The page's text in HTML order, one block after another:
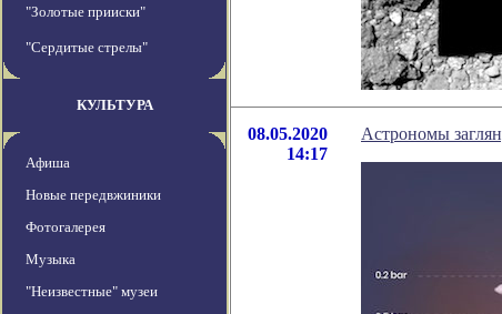
"Золотые прииски"
"Сердитые стрелы"
КУЛЬТУРА
Афиша
Новые передвжиники
Фотогалерея
Музыка
"Неизвестные" музеи
08.05.2020
14:17
Астрономы